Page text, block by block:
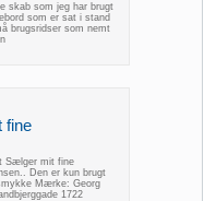
skab som jeg har brugt
som er sat i stand
brugsridser som nemt
fine
Sælger mit fine
Den er kun brugt
Mærke: Georg
1722